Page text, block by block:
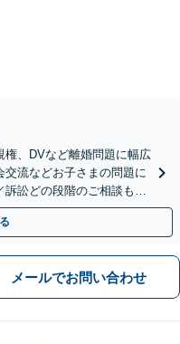
権、DVなど離婚問題に幅広
交流などお子さまの問題に
訴訟どの段階のご相談もお
れ相談可】
メールでお問い合わせ